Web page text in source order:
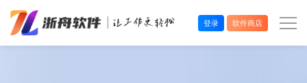
登录 软件商店